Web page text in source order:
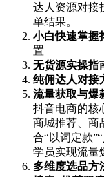
达人资源对接
单结果。
小白快速掌握
置
无货源实操指
纯佣达人对接
流量获取与爆
抖音电商的核
商城推荐、商
合“以词定款
学员实现流量
多维度选品方